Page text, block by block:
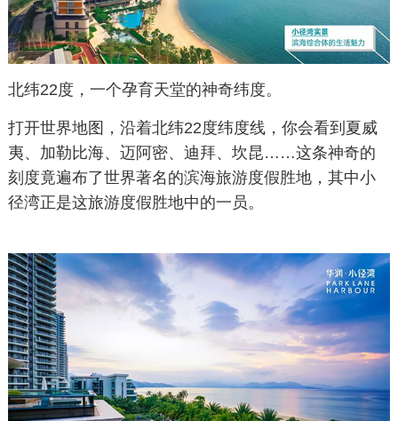
北纬22度，一个孕育天堂的神奇纬度。
打开世界地图，沿着北纬22度纬度线，你会看到夏威
夷、加勒比海、迈阿密、迪拜、坎昆……这条神奇的
刻度竟遍布了世界著名的滨海旅游度假胜地，其中小
径湾正是这旅游度假胜地中的一员。